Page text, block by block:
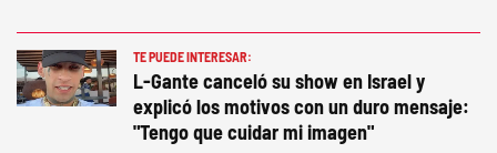
TE PUEDE INTERESAR:
L-Gante canceló su show en Israel y
explicó los motivos con un duro mensaje:
"Tengo que cuidar mi imagen"